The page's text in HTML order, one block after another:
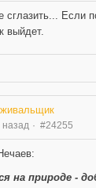
Если
выйдет.
назад #24255
на природе -